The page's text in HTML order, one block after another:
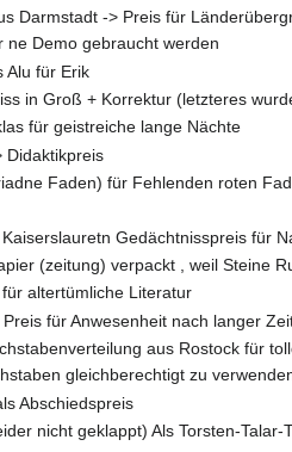
Darmstadt -> Preis für
ne Demo gebraucht werden
Alu für Erik
in Groß + Korrektur (letzteres
für geistreiche lange Nächte
Didaktikpreis
Faden) für Fehlenden roten
Gedächtnisspreis für
(zeitung) verpackt , weil Steine
altertümliche Literatur
für Anwesenheit nach langer
aus Rostock für
gleichberechtigt zu
Abschiedspreis
nicht geklappt) Als Torsten-Talar-